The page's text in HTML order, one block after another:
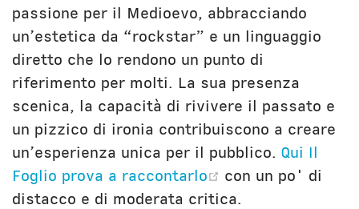
passione per il Medioevo, abbracciando
un’estetica da “rockstar” e un linguaggio
diretto che lo rendono un punto di
riferimento per molti. La sua presenza
scenica, la capacità di rivivere il passato e
un pizzico di ironia contribuiscono a creare
un’esperienza unica per il pubblico. Qui Il
Foglio prova a raccontarlo
(opens new
con un po' di
distacco e di moderata critica.